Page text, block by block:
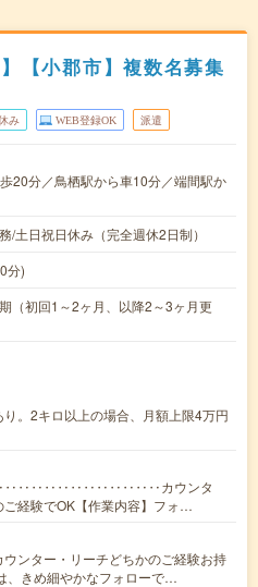
【小郡市】複数名募集
み WEB登録OK 派遣
20分／鳥栖駅から車10分／端間駅か
/土日祝日休み（完全週休2日制）
分)
（初回1～2ヶ月、以降2～3ヶ月更
。2キロ以上の場合、月額上限4万円
カウンタ
ご経験でOK【作業内容】フォ…
ンター・リーチどちかのご経験お持
、きめ細やかなフォローで…